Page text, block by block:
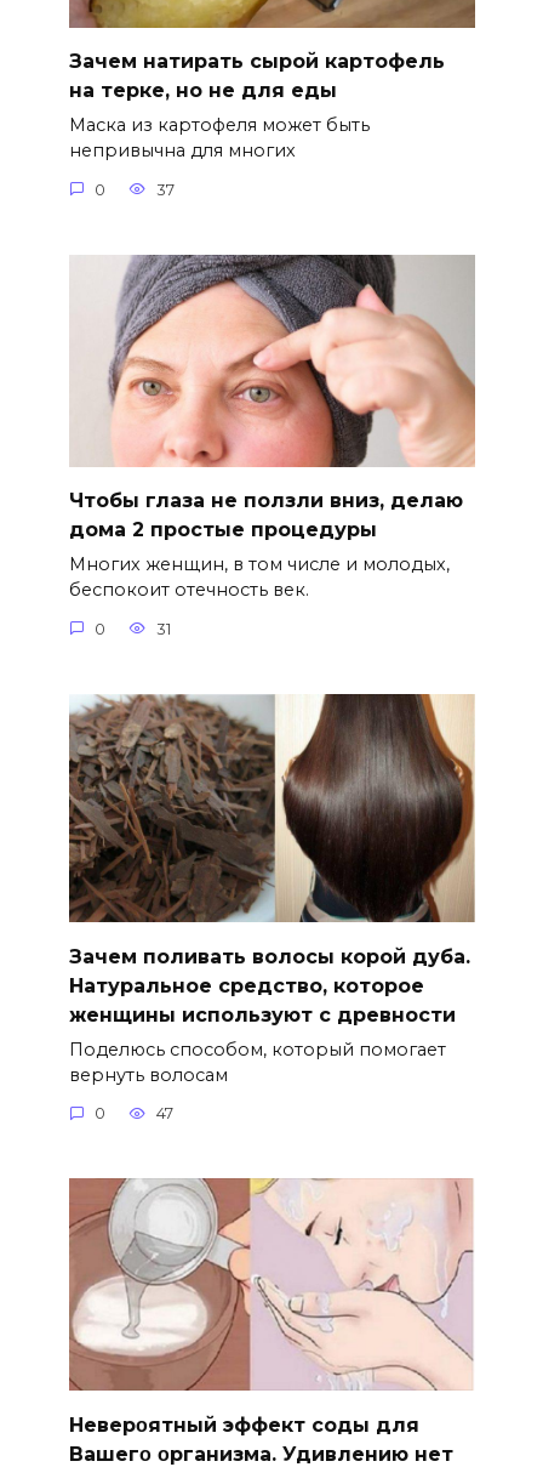
Зачем натирать сырой картофель
на терке, но не для еды
Маска из картофеля может быть
непривычна для многих
0 37
Чтобы глаза не ползли вниз, делаю
дома 2 простые процедуры
Многих женщин, в том числе и молодых,
беспокоит отечность век.
0 31
Зачем поливать волосы корой дуба.
Натуральное средство, которое
женщины используют с древности
Поделюсь способом, который помогает
вернуть волосам
0 47
Hеверοятный эффект соды для
Bашегο οрганизма. Удивлению нет